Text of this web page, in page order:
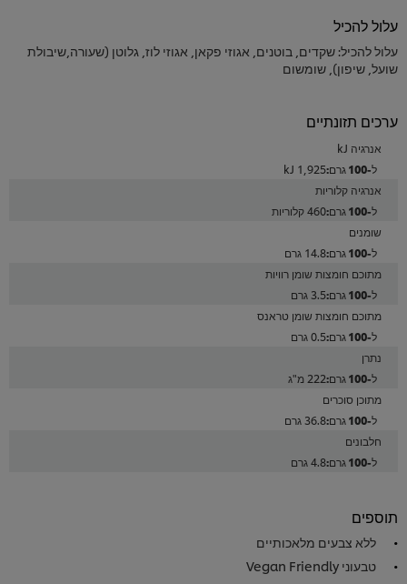
עלול להכיל
עלול להכיל: שקדים, בוטנים, אגוזי פקאן, אגוזי לוז, גלוטן (שעורה,שיבולת
שועל, שיפון), שומשום
ערכים תזונתיים
אנרגיה kJ
1,925 kJ
אנרגיה קלוריות
460 קלוריות
שומנים
14.8 גרם
מתוכם חומצות שומן רוויות
3.5 גרם
מתוכם חומצות שומן טראנס
0.5 גרם
נתרן
222 מ"ג
מתוכן סוכרים
36.8 גרם
חלבונים
4.8 גרם
תוספים
ללא צבעים מלאכותיים
טבעוני Vegan Friendly